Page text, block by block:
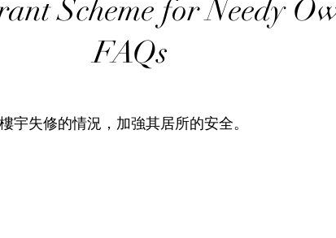
Scheme for Needy
FAQs
失修的情況，加強其居所的安全。